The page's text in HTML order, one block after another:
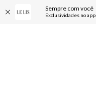
Sempre com você
Exclusividades no app